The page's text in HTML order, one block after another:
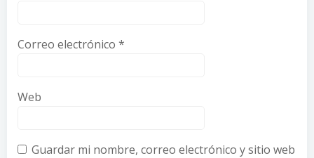
Correo electrónico *
Web
Guardar mi nombre, correo electrónico y sitio web